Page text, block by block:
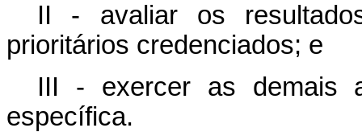
II - avaliar os
prioritários credenciados; e
III - exercer as demais
específica.